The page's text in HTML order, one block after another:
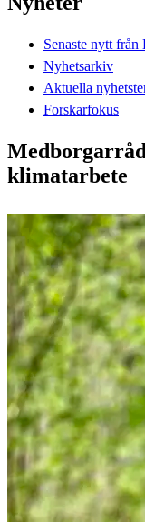
Senaste nytt
Nyhetsarkiv
Aktuella
Forskarfokus
klimatarbete